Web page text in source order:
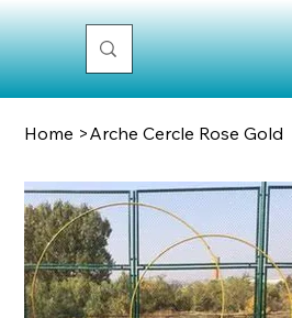
Home >Arche Cercle Rose Gold